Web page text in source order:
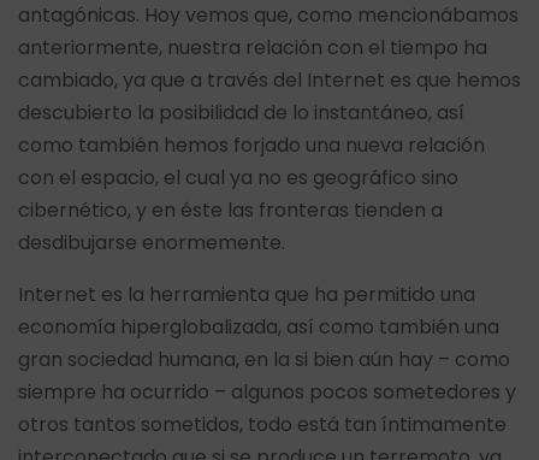
antagónicas. Hoy vemos que, como mencionábamos
anteriormente, nuestra relación con el tiempo ha
cambiado, ya que a través del Internet es que hemos
descubierto la posibilidad de lo instantáneo, así
como también hemos forjado una nueva relación
con el espacio, el cual ya no es geográfico sino
cibernético, y en éste las fronteras tienden a
desdibujarse enormemente.
Internet es la herramienta que ha permitido una
economía hiperglobalizada, así como también una
gran sociedad humana, en la si bien aún hay – como
siempre ha ocurrido – algunos pocos sometedores y
otros tantos sometidos, todo está tan íntimamente